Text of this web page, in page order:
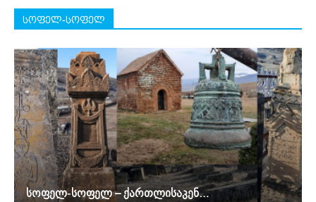
სოფელ-სოფელ
სოფელ-სოფელ – ქართლისაკენ…